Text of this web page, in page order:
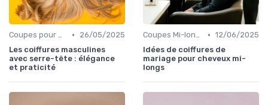
Coupes pour Hommes •
26/05/2025
Les coiffures masculines
avec serre-tête : élégance
et praticité
Coupes Mi-longues • 12/06/2025
Idées de coiffures de
mariage pour cheveux mi-
longs